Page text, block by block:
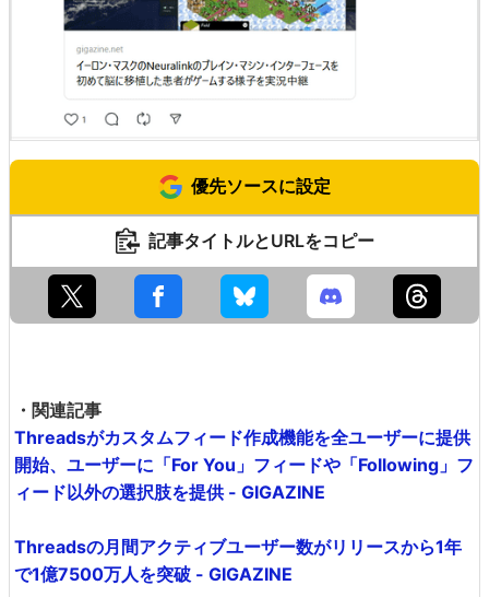
優先ソースに設定
記事タイトルとURLをコピー
・関連記事
Threadsがカスタムフィード作成機能を全ユーザーに提供
開始、ユーザーに「For You」フィードや「Following」フ
ィード以外の選択肢を提供 - GIGAZINE
Threadsの月間アクティブユーザー数がリリースから1年
で1億7500万人を突破 - GIGAZINE